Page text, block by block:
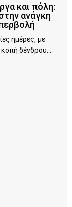
και πόλη:
ανάγκη
ημέρες, με
δένδρου...